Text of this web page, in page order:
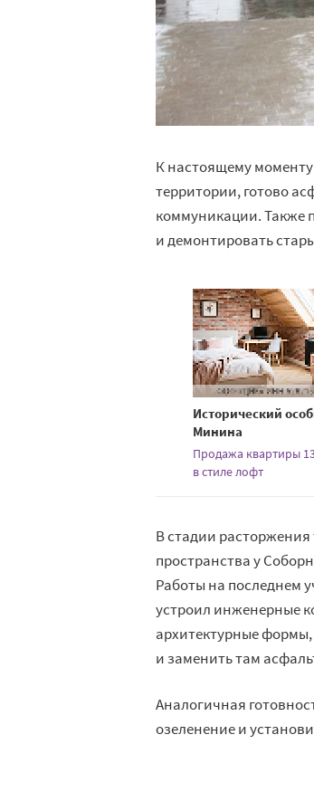
К настоящему
территории, готово
коммуникации. Также
и демонтировать
Исторический
Минина
Продажа квартиры
в стиле лофт
В стадии расторжения
пространства у
Работы на последнем
устроил инженерные
архитектурные
и заменить там
Аналогичная
озеленение и